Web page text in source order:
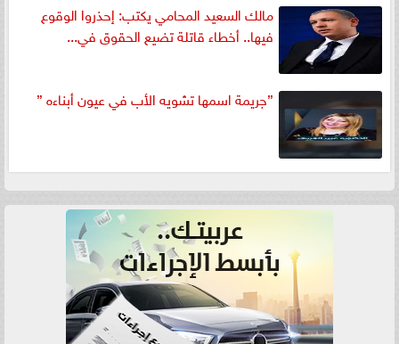
مالك السعيد المحامي يكتب: إحذروا الوقوع
فيها.. أخطاء قاتلة تضيع الحقوق في...
”جريمة اسمها تشويه الأب في عيون أبناءه ”